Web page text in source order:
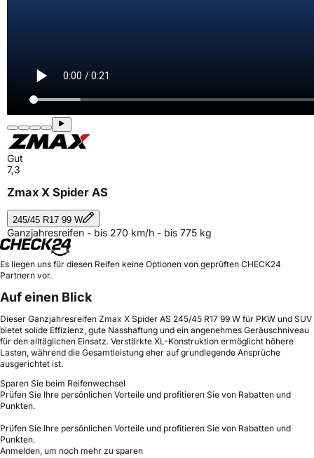
Gut
7,3
Zmax X Spider AS
245/45 R17 99 W
Ganzjahresreifen - bis 270 km/h - bis 775 kg
Es liegen uns für diesen Reifen keine Optionen von geprüften CHECK24
Partnern vor.
Auf einen Blick
Dieser Ganzjahresreifen Zmax X Spider AS 245/45 R17 99 W für PKW und SUV
bietet solide Effizienz, gute Nasshaftung und ein angenehmes Geräuschniveau
für den alltäglichen Einsatz. Verstärkte XL-Konstruktion ermöglicht höhere
Lasten, während die Gesamtleistung eher auf grundlegende Ansprüche
ausgerichtet ist.
Sparen Sie beim Reifenwechsel
Prüfen Sie Ihre persönlichen Vorteile und profitieren Sie von Rabatten und
Punkten.
Prüfen Sie Ihre persönlichen Vorteile und profitieren Sie von Rabatten und
Punkten.
Anmelden, um noch mehr zu sparen